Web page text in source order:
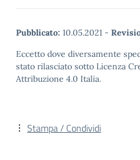
Pubblicato: 10.05.2021 -
Eccetto dove diversamente
stato rilasciato sotto Licenza
Attribuzione 4.0 Italia.
Stampa / Condividi